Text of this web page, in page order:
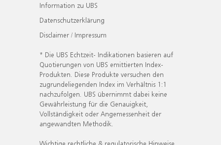
Information zu UBS
Datenschutzerklärung
Disclaimer / Impressum
* Die UBS Echtzeit- Indikationen basieren auf
Quotierungen von UBS emittierten Index-
Produkten. Diese Produkte versuchen den
zugrundeliegenden Index im Verhältnis 1:1
nachzufolgen. UBS übernimmt dabei keine
Gewährleistung für die Genauigkeit,
Vollständigkeit oder Angemessenheit der
angewandten Methodik.